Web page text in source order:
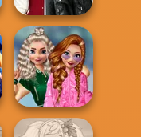
Kiss, Marry, Hate
Challenge